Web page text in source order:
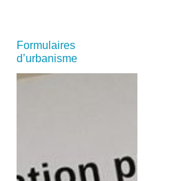
Formulaires
d’urbanisme